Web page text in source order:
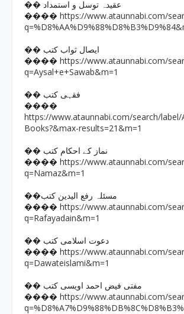
�� عقیدہ توسل و استمداد
���� https://www.ataunnabi.com/
�� ایصال ثواب کتب
���� https://www.ataunnabi.com/
q=Aysal+e+Sawab&m=1
�� فقہی کتب
����
https://www.ataunnabi.com/search/label/
Books?&max-results=21&m=1
�� نماز کے احکام کتب
���� https://www.ataunnabi.com/
q=Namaz&m=1
��مسئلہ رفع الیدین کتب
���� https://www.ataunnabi.com/
q=Rafayadain&m=1
�� دعوت اسلامی کتب
���� https://www.ataunnabi.com/
q=Dawateislami&m=1
�� مفتی فیض احمد اویسی کتب
���� https://www.ataunnabi.com/